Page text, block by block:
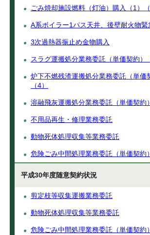
ごみ焼却施設燃料（灯油）購入（1）（
A系ボイラー1パス天井、後壁耐火物緊
3次過熱器振止め金物購入
スラグ運搬処分業務委託（単価契約）
炉下不燃残渣運搬処分業務委託（単価
（4）
溶融飛灰運搬処分業務委託（単価契約
不用品再生・修理業務委託
動物死体処理収集等業務委託
危険ごみ中間処理業務委託（単価契約）
平成30年度随意契約状況
剪定枝等収集運搬業務委託
動物死体処理収集等業務委託
危険ごみ中間処理業務委託（単価契約）